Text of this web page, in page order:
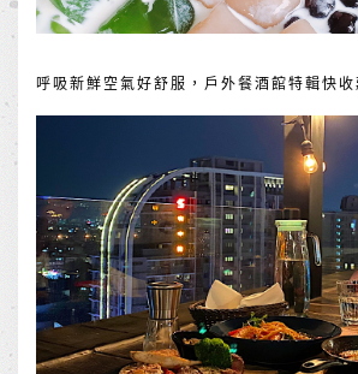
呼吸新鮮空氣好舒服，戶外餐酒館特輯快收